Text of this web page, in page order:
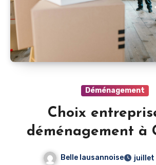
Déménagement
Choix
déménagement à
Belle lausannoise
juillet